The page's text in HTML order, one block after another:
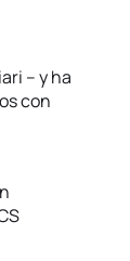
– y ha
con